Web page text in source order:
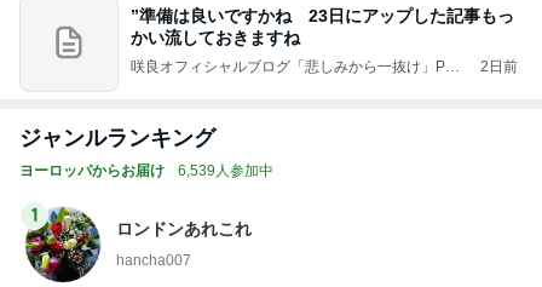
ジャンルランキング
ヨーロッパからお届け 6,539人参加中
1
hancha007
wiltomo